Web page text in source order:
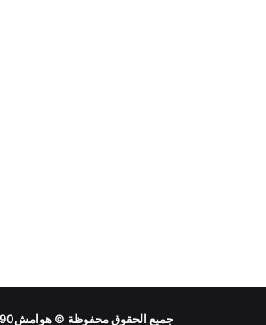
جميع الحقوق محفوظة © هوامش290